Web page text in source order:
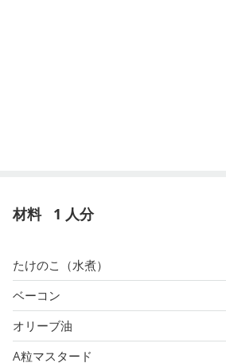
材料 1 人分
たけのこ（水煮）
ベーコン
オリーブ油
A粒マスタード